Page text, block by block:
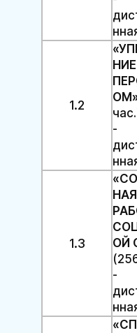
1.2
НИЕ
-
1.3
НАЯ
ОЙ
-